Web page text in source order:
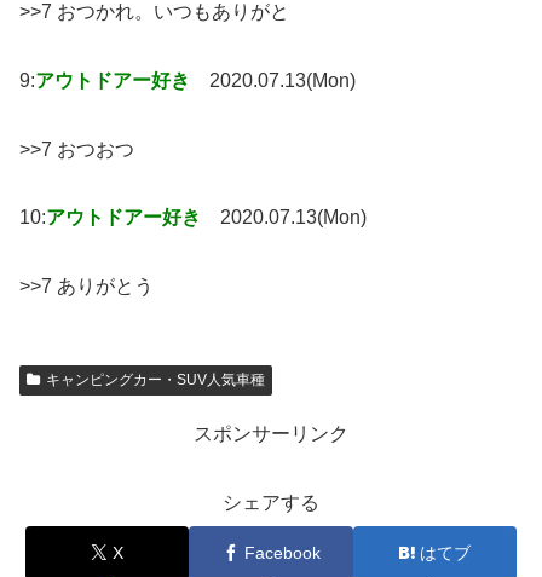
>>7 おつかれ。いつもありがと
9:アウトドアー好き 2020.07.13(Mon)
>>7 おつおつ
10:アウトドアー好き 2020.07.13(Mon)
>>7 ありがとう
キャンピングカー・SUV人気車種
スポンサーリンク
シェアする
X Facebook はてブ